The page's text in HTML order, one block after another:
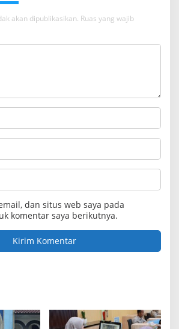
akan dipublikasikan. Ruas yang wajib
dan situs web saya pada
komentar saya berikutnya.